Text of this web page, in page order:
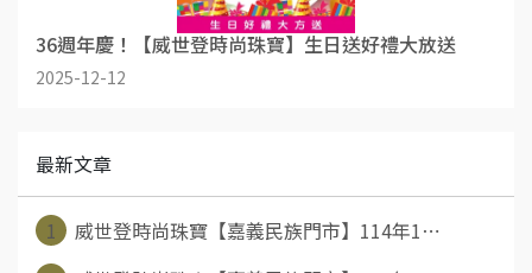
36週年慶！【威世登時尚珠寶】生日送好禮大放送
2025-12-12
最新文章
1
威世登時尚珠寶【嘉義民族門市】114年1⋯